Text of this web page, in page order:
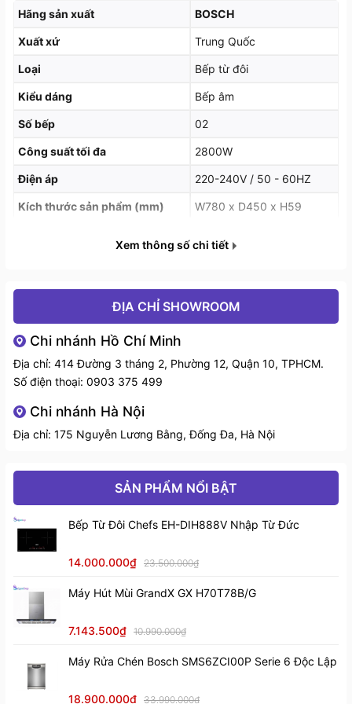
- Vùng từ bên trái :1800/2800W
- Vùng từ bên phải 1800/2800W
Kích thước mỗi vùng nấu Ø 18 cm.
Bảng điều khiển cảm ứng, thao tác dễ dàng, chính xác
khiển trượt, siêu nhạy, có LED hiển thị thông số hoạt
động cho bạn dễ dàng quan sát và thao tác điều
chỉnh bếp tiện dụng.
Bảo vệ người dùng và thiết bị hiệu quả với các tính
năng an toàn
- Khóa trẻ em: Khi kích hoạt khóa trẻ em, tất cả các
chức năng trên bảng điều khiển của bếp sẽ bị vô hiệu
hóa. Giúp bảo vệ an toàn cho trẻ nhỏ.
- Cảm biến chống tràn: Khi nước sôi tràn xuống bảng
màn hình hiển thị. Đồng thời bếp sẽ tự động ngắt hoạt
động để bảo vệ bếp và an toàn cho người dùng.
Hãng sản xuất BOSCH
Xuất xứ Trung Quốc
Loại Bếp từ đôi
Kiểu dáng Bếp âm
Số bếp 02
Công suất tối đa 2800W
Điện áp 220-240V / 50 - 60HZ
Kích thước sản phẩm (mm) W780 x D450 x H59
Xem thông số chi tiết
ĐỊA CHỈ SHOWROOM
Chi nhánh Hồ Chí Minh
Địa chỉ: 414 Đường 3 tháng 2, Phường 12, Quận 10, TPHCM.
Số điện thoại: 0903 375 499
Chi nhánh Hà Nội
Địa chỉ: 175 Nguyễn Lương Bằng, Đống Đa, Hà Nội
SẢN PHẨM NỔI BẬT
Bếp Từ Đôi Chefs EH-DIH888V Nhập Từ Đức
14.000.000₫ 23.500.000₫
Máy Hút Mùi GrandX GX H70T78B/G
7.143.500₫ 10.990.000₫
Máy Rửa Chén Bosch SMS6ZCI00P Serie 6 Độc Lập
18.900.000₫ 33.990.000₫